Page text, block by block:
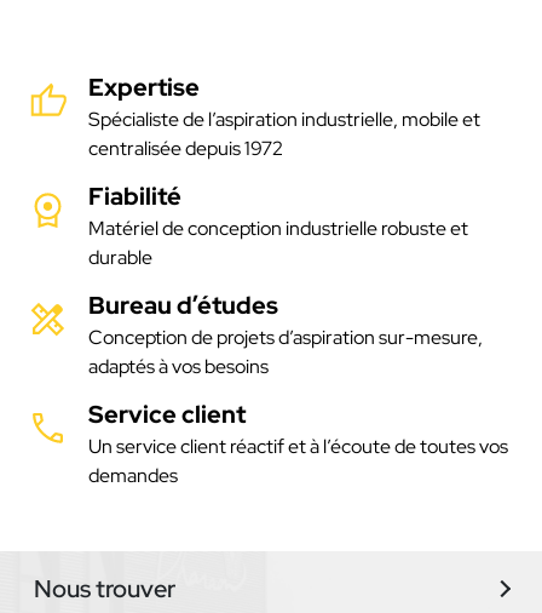
Expertise
Spécialiste de l’aspiration industrielle, mobile et
centralisée depuis 1972
Fiabilité
Matériel de conception industrielle robuste et
durable
Bureau d’études
Conception de projets d’aspiration sur-mesure,
adaptés à vos besoins
Service client
Un service client réactif et à l’écoute de toutes vos
demandes
Nous trouver